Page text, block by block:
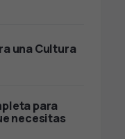
una Cultura
para
necesitas